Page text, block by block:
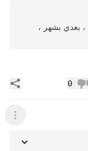
، بعدي بشهر ،
عدم إعجاب
0
عرض